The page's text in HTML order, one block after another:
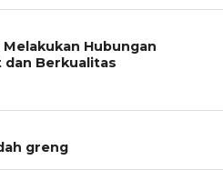
Hubungan
dan Berkualitas
greng